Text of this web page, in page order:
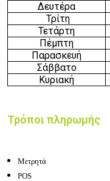
Δευτέρα
Τρίτη
Τετάρτη
Πέμπτη
Παρασκευή
Σάββατο
Κυριακή
Τρόποι πληρωμής
Μετρητά
POS